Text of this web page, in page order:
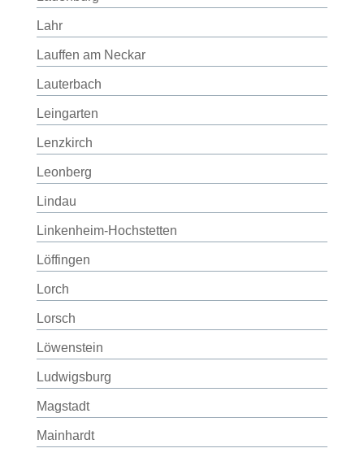
Lahr
Lauffen am Neckar
Lauterbach
Leingarten
Lenzkirch
Leonberg
Lindau
Linkenheim-Hochstetten
Löffingen
Lorch
Lorsch
Löwenstein
Ludwigsburg
Magstadt
Mainhardt